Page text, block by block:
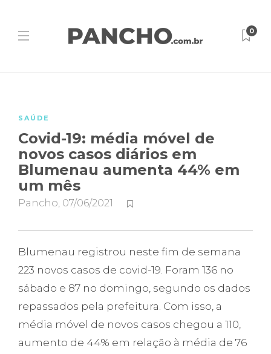
0
SAÚDE
Covid-19: média móvel de
novos casos diários em
Blumenau aumenta 44% em
um mês
Pancho, 07/06/2021
Blumenau registrou neste fim de semana
223 novos casos de covid-19. Foram 136 no
sábado e 87 no domingo, segundo os dados
repassados pela prefeitura. Com isso, a
média móvel de novos casos chegou a 110,
aumento de 44% em relação à média de 76